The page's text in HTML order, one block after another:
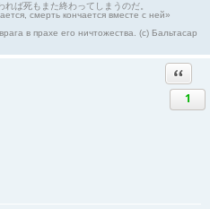
ば死もまた終わってしまうのだ。
смерть кончается вместе с ней»
в прахе его ничтожества. (с) Бальтасар
1